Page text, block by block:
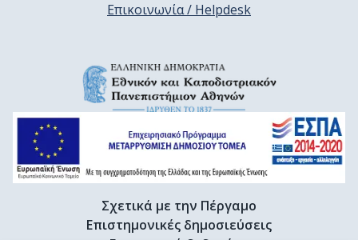
Επικοινωνία / Helpdesk
Σχετικά με την Πέργαμο
Επιστημονικές δημοσιεύσεις